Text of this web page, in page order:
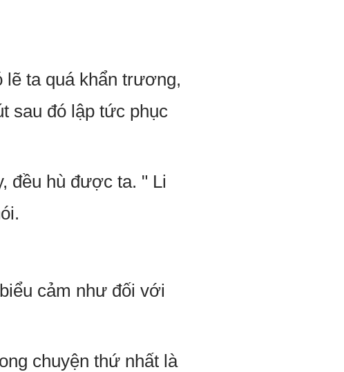
lẽ ta quá khẩn trương,
sau đó lập tức phục
đều hù được ta. " Li
cảm như đối với
chuyện thứ nhất là